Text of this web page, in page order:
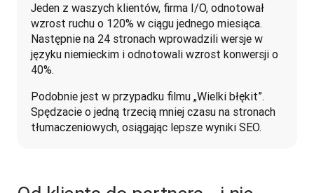
Jeden z waszych klientów, firma I/O, odnotował
wzrost ruchu o 120% w ciągu jednego miesiąca.
Następnie na 24 stronach wprowadzili wersje w
języku niemieckim i odnotowali wzrost konwersji o
40%.
Podobnie jest w przypadku filmu „Wielki błękit”.
Spędzacie o jedną trzecią mniej czasu na stronach
tłumaczeniowych, osiągając lepsze wyniki SEO.